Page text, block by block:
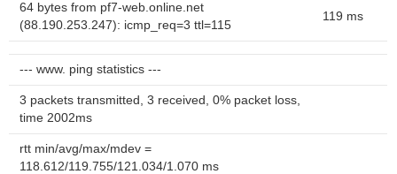
64 bytes from pf7-web.online.net
(88.190.253.247): icmp_req=3 ttl=115
119 ms
--- www. ping statistics ---
3 packets transmitted, 3 received, 0% packet loss,
time 2002ms
rtt min/avg/max/mdev =
118.612/119.755/121.034/1.070 ms